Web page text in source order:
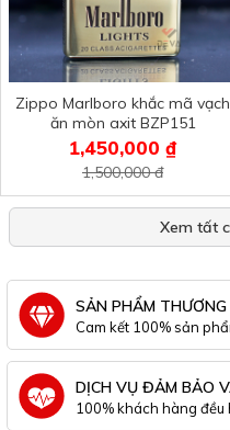
Zippo Marlboro khắc mã vạch
ăn mòn axit BZP151
1,450,000 ₫
1,500,000 đ
Xem tất
SẢN PHẨM THƯƠNG
Cam kết 100% sản
DỊCH VỤ ĐẢM BẢO
100% khách hàng